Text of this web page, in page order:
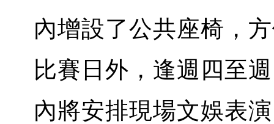
內增設了公共座椅，
比賽日外，逢週四至
內將安排現場文娛表